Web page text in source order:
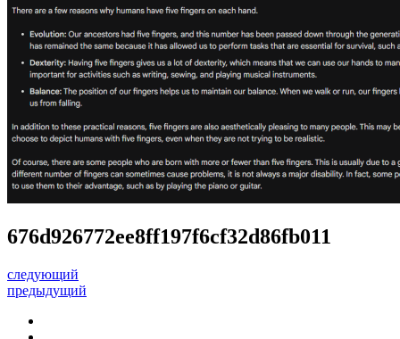
676d926772ee8ff197f6cf32d86fb011
следующий
предыдущий